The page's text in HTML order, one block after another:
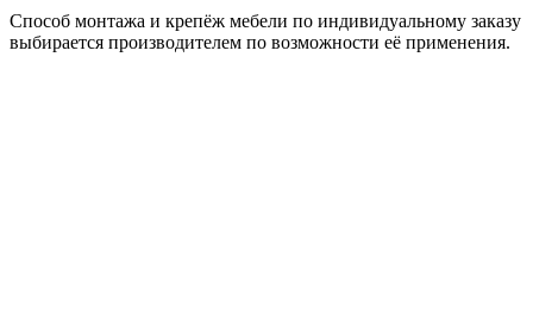
Способ монтажа и крепёж мебели по индивидуальному заказу
выбирается производителем по возможности её применения.